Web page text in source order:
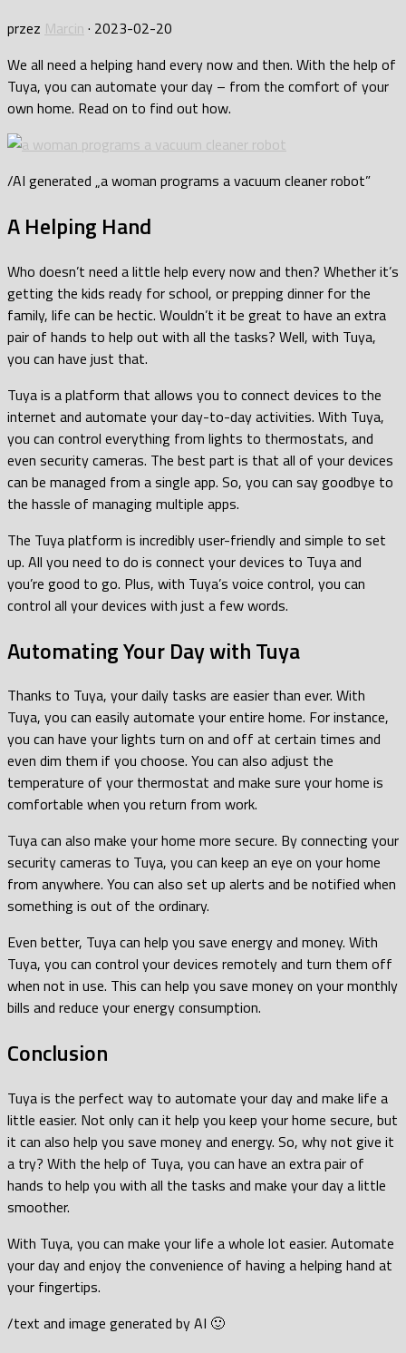
przez Marcin · 2023-02-20
We all need a helping hand every now and then. With the help of
Tuya, you can automate your day – from the comfort of your
own home. Read on to find out how.
/AI generated „a woman programs a vacuum cleaner robot”
A Helping Hand
Who doesn’t need a little help every now and then? Whether it’s
getting the kids ready for school, or prepping dinner for the
family, life can be hectic. Wouldn’t it be great to have an extra
pair of hands to help out with all the tasks? Well, with Tuya,
you can have just that.
Tuya is a platform that allows you to connect devices to the
internet and automate your day-to-day activities. With Tuya,
you can control everything from lights to thermostats, and
even security cameras. The best part is that all of your devices
can be managed from a single app. So, you can say goodbye to
the hassle of managing multiple apps.
The Tuya platform is incredibly user-friendly and simple to set
up. All you need to do is connect your devices to Tuya and
you’re good to go. Plus, with Tuya’s voice control, you can
control all your devices with just a few words.
Automating Your Day with Tuya
Thanks to Tuya, your daily tasks are easier than ever. With
Tuya, you can easily automate your entire home. For instance,
you can have your lights turn on and off at certain times and
even dim them if you choose. You can also adjust the
temperature of your thermostat and make sure your home is
comfortable when you return from work.
Tuya can also make your home more secure. By connecting your
security cameras to Tuya, you can keep an eye on your home
from anywhere. You can also set up alerts and be notified when
something is out of the ordinary.
Even better, Tuya can help you save energy and money. With
Tuya, you can control your devices remotely and turn them off
when not in use. This can help you save money on your monthly
bills and reduce your energy consumption.
Conclusion
Tuya is the perfect way to automate your day and make life a
little easier. Not only can it help you keep your home secure, but
it can also help you save money and energy. So, why not give it
a try? With the help of Tuya, you can have an extra pair of
hands to help you with all the tasks and make your day a little
smoother.
With Tuya, you can make your life a whole lot easier. Automate
your day and enjoy the convenience of having a helping hand at
your fingertips.
/text and image generated by AI 🙂